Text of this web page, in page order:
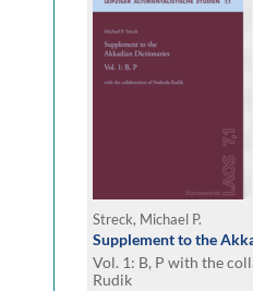
Streck, Michael P.
Supplement to the
Vol. 1: B, P with the
Rudik